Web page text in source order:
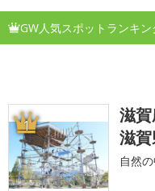
GW人気スポットランキン
1
滋
滋
自然